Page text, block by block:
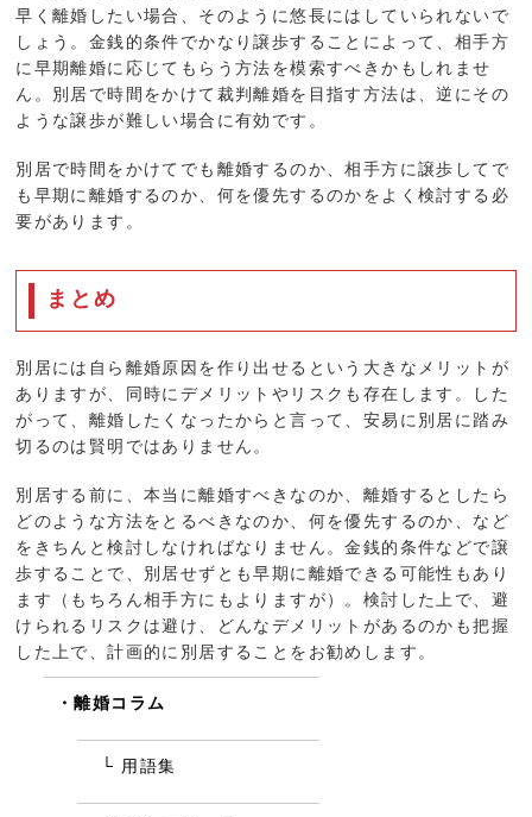
早く離婚したい場合、そのように悠長にはしていられないで
しょう。金銭的条件でかなり譲歩することによって、相手方
に早期離婚に応じてもらう方法を模索すべきかもしれませ
ん。別居で時間をかけて裁判離婚を目指す方法は、逆にその
ような譲歩が難しい場合に有効です。
別居で時間をかけてでも離婚するのか、相手方に譲歩してで
も早期に離婚するのか、何を優先するのかをよく検討する必
要があります。
まとめ
別居には自ら離婚原因を作り出せるという大きなメリットが
ありますが、同時にデメリットやリスクも存在します。した
がって、離婚したくなったからと言って、安易に別居に踏み
切るのは賢明ではありません。
別居する前に、本当に離婚すべきなのか、離婚するとしたら
どのような方法をとるべきなのか、何を優先するのか、など
をきちんと検討しなければなりません。金銭的条件などで譲
歩することで、別居せずとも早期に離婚できる可能性もあり
ます（もちろん相手方にもよりますが）。検討した上で、避
けられるリスクは避け、どんなデメリットがあるのかも把握
した上で、計画的に別居することをお勧めします。
離婚コラム
用語集